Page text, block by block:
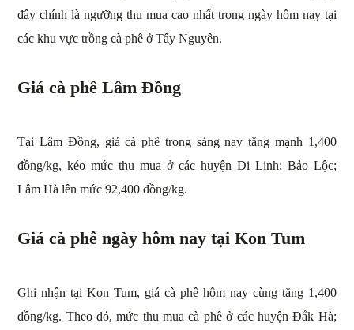
đây chính là ngưỡng thu mua cao nhất trong ngày hôm nay tại
các khu vực trồng cà phê ở Tây Nguyên.
Giá cà phê Lâm Đồng
Tại Lâm Đồng, giá cà phê trong sáng nay tăng mạnh 1,400
đồng/kg, kéo mức thu mua ở các huyện Di Linh; Bảo Lộc;
Lâm Hà lên mức 92,400 đồng/kg.
Giá cà phê ngày hôm nay tại Kon Tum
Ghi nhận tại Kon Tum, giá cà phê hôm nay cùng tăng 1,400
đồng/kg. Theo đó, mức thu mua cà phê ở các huyện Đắk Hà;